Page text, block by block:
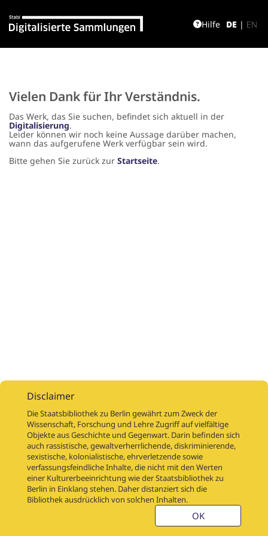
DE | EN
Hilfe
Vielen Dank für Ihr Verständnis.
Das Werk, das Sie suchen, befindet sich aktuell in der
Digitalisierung.
Leider können wir noch keine Aussage darüber machen,
wann das aufgerufene Werk verfügbar sein wird.
Bitte gehen Sie zurück zur Startseite.
DigitalisierungsaufträgeÜberDigitalisierungsprojekteLinks
DigiworkflowWeitere digitalisierte Bestände
Kontakt
Nutzungsbedingungen
Startseite der SBB
Stabikat
Weitere Kataloge der SBB
Disclaimer
Die Staatsbibliothek zu Berlin gewährt zum Zweck der
Wissenschaft, Forschung und Lehre Zugriff auf vielfältige
Objekte aus Geschichte und Gegenwart. Darin befinden sich
auch rassistische, gewaltverherrlichende, diskriminierende,
sexistische, kolonialistische, ehrverletzende sowie
verfassungsfeindliche Inhalte, die nicht mit den Werten
einer Kulturerbeeinrichtung wie der Staatsbibliothek zu
Berlin in Einklang stehen. Daher distanziert sich die
Bibliothek ausdrücklich von solchen Inhalten.
OK